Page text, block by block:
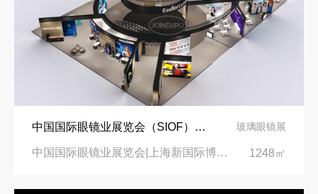
中国国际眼镜业展览会（SIOF）‌展台设计搭建-眼镜业巨头依视路陆逊梯卡 玻璃眼镜展
中国国际眼镜业展览会|上海新国际博览中心‌ 1248㎡